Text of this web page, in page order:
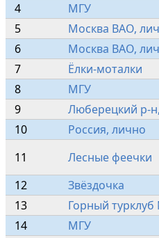
4
МГУ
5
Москва ВАО,
6
Москва ВАО,
7
Ёлки-моталки
8
МГУ
9
Люберецкий р-
10
Россия, лично
11
Лесные феечки
12
Звёздочка
13
Горный
14
МГУ